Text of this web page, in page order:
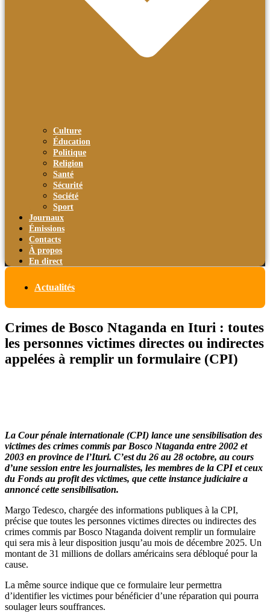
Culture
Éducation
Politique
Religion
Santé
Sécurité
Société
Sport
Journaux
Émissions
Contacts
À propos
En direct
Actualités
Crimes de Bosco Ntaganda en Ituri : toutes
les personnes victimes directes ou indirectes
appelées à remplir un formulaire (CPI)
La Cour pénale internationale (CPI) lance une sensibilisation des
victimes des crimes commis par Bosco Ntaganda entre 2002 et
2003 en province de l’Ituri. C’est du 26 au 28 octobre, au cours
d’une session entre les journalistes, les membres de la CPI et ceux
du Fonds au profit des victimes, que cette instance judiciaire a
annoncé cette sensibilisation.
Margo Tedesco, chargée des informations publiques à la CPI,
précise que toutes les personnes victimes directes ou indirectes des
crimes commis par Bosco Ntaganda doivent remplir un formulaire
qui sera mis à leur disposition jusqu’au mois de décembre 2025. Un
montant de 31 millions de dollars américains sera débloqué pour la
cause.
La même source indique que ce formulaire leur permettra
d’identifier les victimes pour bénéficier d’une réparation qui pourra
soulager leurs souffrances.